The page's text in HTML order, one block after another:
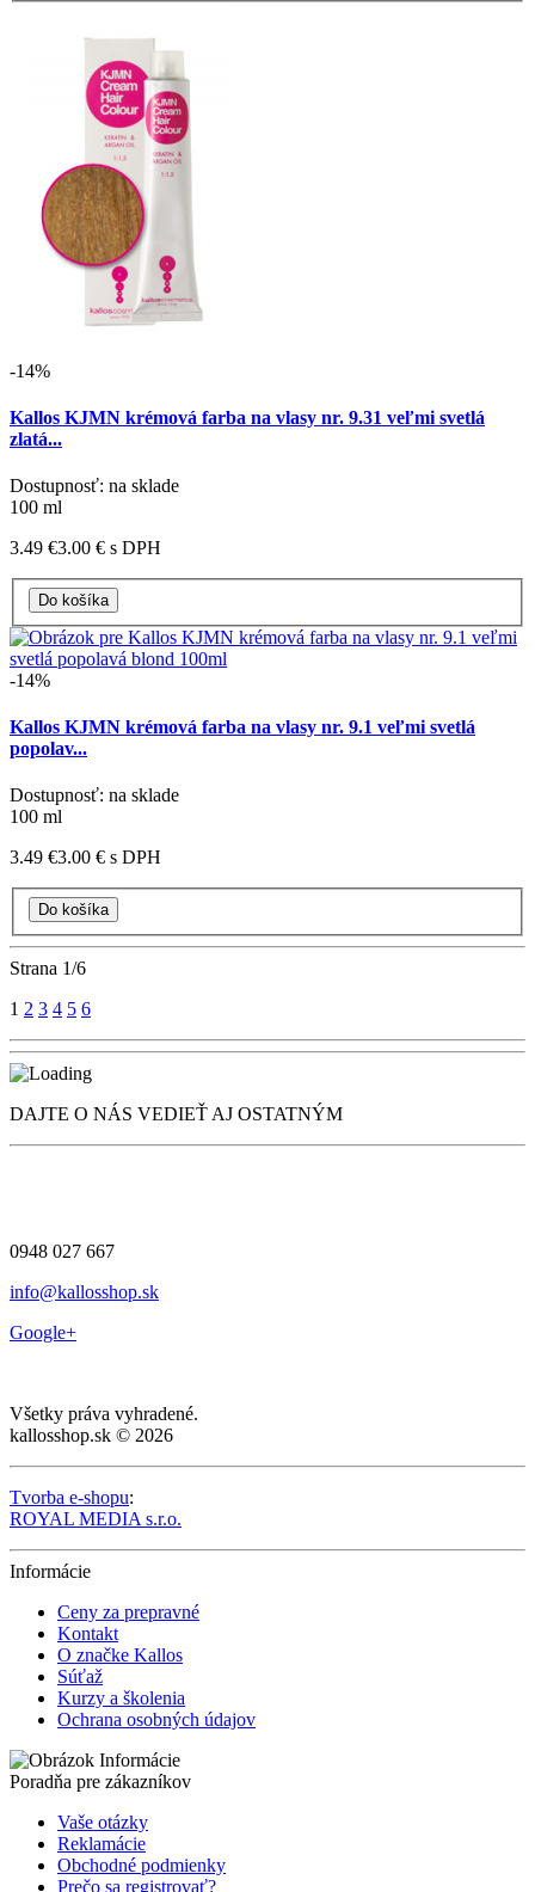
-14%
Kallos KJMN krémová farba na vlasy nr. 9.31 veľmi svetlá
zlatá...
Dostupnosť: na sklade
100 ml
3.49 €3.00 € s DPH
-14%
Kallos KJMN krémová farba na vlasy nr. 9.1 veľmi svetlá
popolav...
Dostupnosť: na sklade
100 ml
3.49 €3.00 € s DPH
Strana 1/6
1 2 3 4 5 6
DAJTE O NÁS VEDIEŤ AJ OSTATNÝM
0948 027 667
info@kallosshop.sk
Google+
Všetky práva vyhradené.
kallosshop.sk © 2026
Tvorba e-shopu:
ROYAL MEDIA s.r.o.
Informácie
Ceny za prepravné
Kontakt
O značke Kallos
Súťaž
Kurzy a školenia
Ochrana osobných údajov
Poradňa pre zákazníkov
Vaše otázky
Reklamácie
Obchodné podmienky
Prečo sa registrovať?